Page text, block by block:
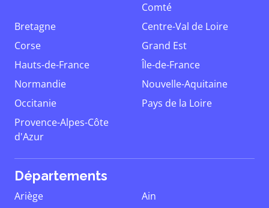
Comté
Bretagne
Centre-Val de Loire
Corse
Grand Est
Hauts-de-France
Île-de-France
Normandie
Nouvelle-Aquitaine
Occitanie
Pays de la Loire
Provence-Alpes-Côte
d'Azur
Départements
Ariège
Ain